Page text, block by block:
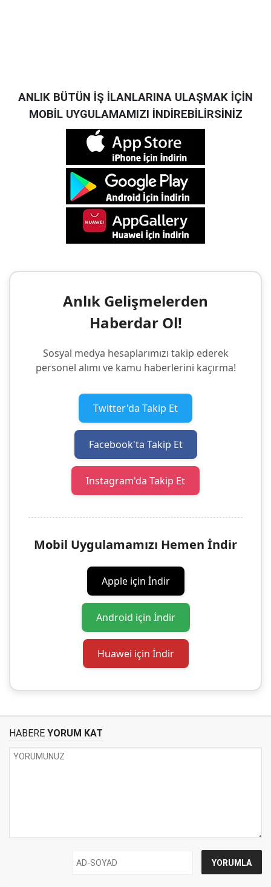
ANLIK BÜTÜN İŞ İLANLARINA ULAŞMAK İÇİN
MOBİL UYGULAMAMIZI İNDİREBİLİRSİNİZ
Anlık Gelişmelerden
Haberdar Ol!
Sosyal medya hesaplarımızı takip ederek
personel alımı ve kamu haberlerini kaçırma!
Twitter'da Takip Et
Facebook'ta Takip Et
Instagram'da Takip Et
Mobil Uygulamamızı Hemen İndir
Apple için İndir
Android için İndir
Huawei için İndir
HABERE YORUM KAT